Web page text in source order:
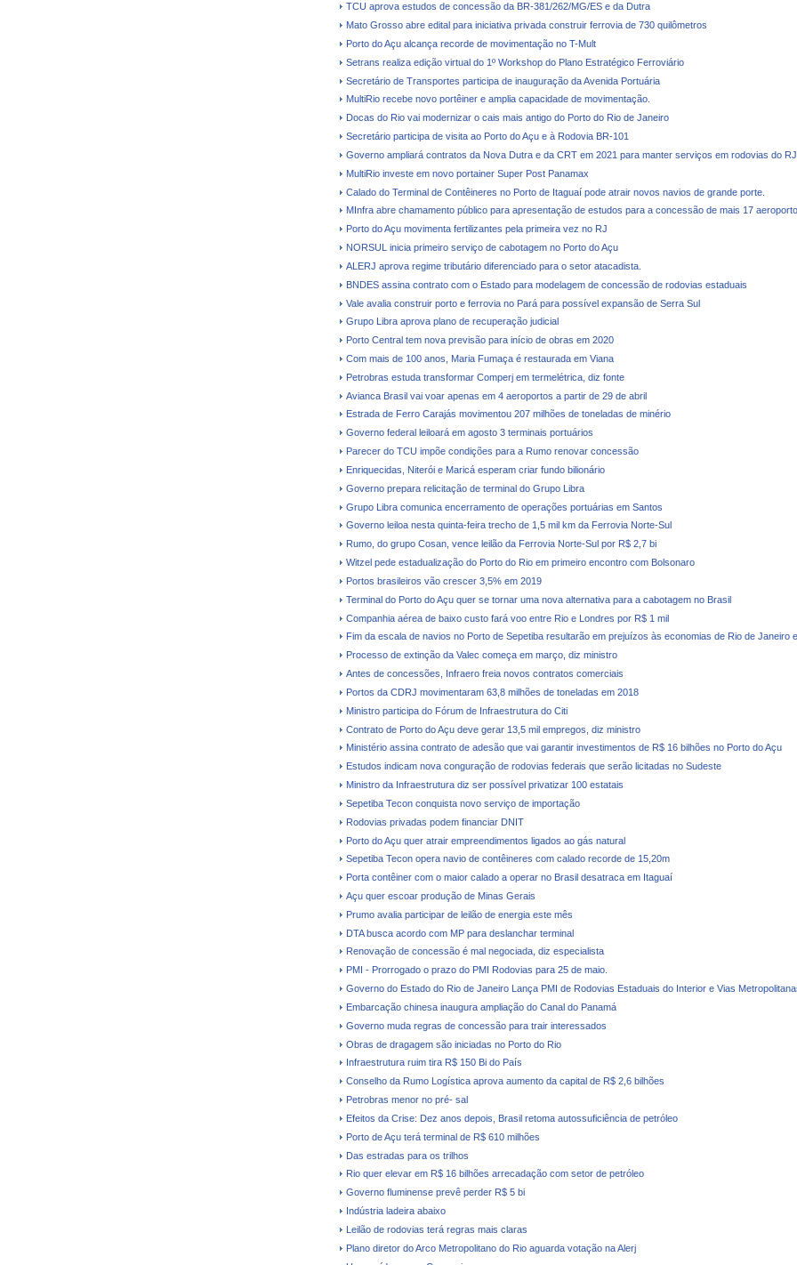
TCU aprova estudos de concessão da BR-381/262/MG/ES e da Dutra
Mato Grosso abre edital para iniciativa privada construir ferrovia de 730 quilômetros
Porto do Açu alcança recorde de movimentação no T-Mult
Setrans realiza edição virtual do 1º Workshop do Plano Estratégico Ferroviário
Secretário de Transportes participa de inauguração da Avenida Portuária
MultiRio recebe novo portêiner e amplia capacidade de movimentação.
Docas do Rio vai modernizar o cais mais antigo do Porto do Rio de Janeiro
Secretário participa de visita ao Porto do Açu e à Rodovia BR-101
Governo ampliará contratos da Nova Dutra e da CRT em 2021 para manter serviços em rodovias do RJ
MultiRio investe em novo portainer Super Post Panamax
Calado do Terminal de Contêineres no Porto de Itaguaí pode atrair novos navios de grande porte.
MInfra abre chamamento público para apresentação de estudos para a concessão de mais 17
Porto do Açu movimenta fertilizantes pela primeira vez no RJ
NORSUL inicia primeiro serviço de cabotagem no Porto do Açu
ALERJ aprova regime tributário diferenciado para o setor atacadista.
BNDES assina contrato com o Estado para modelagem de concessão de rodovias estaduais
Vale avalia construir porto e ferrovia no Pará para possível expansão de Serra Sul
Grupo Libra aprova plano de recuperação judicial
Porto Central tem nova previsão para início de obras em 2020
Com mais de 100 anos, Maria Fumaça é restaurada em Viana
Petrobras estuda transformar Comperj em termelétrica, diz fonte
Avianca Brasil vai voar apenas em 4 aeroportos a partir de 29 de abril
Estrada de Ferro Carajás movimentou 207 milhões de toneladas de minério
Governo federal leiloará em agosto 3 terminais portuários
Parecer do TCU impõe condições para a Rumo renovar concessão
Enriquecidas, Niterói e Maricá esperam criar fundo bilionário
Governo prepara relicitação de terminal do Grupo Libra
Grupo Libra comunica encerramento de operações portuárias em Santos
Governo leiloa nesta quinta-feira trecho de 1,5 mil km da Ferrovia Norte-Sul
Rumo, do grupo Cosan, vence leilão da Ferrovia Norte-Sul por R$ 2,7 bi
Witzel pede estadualização do Porto do Rio em primeiro encontro com Bolsonaro
Portos brasileiros vão crescer 3,5% em 2019
Terminal do Porto do Açu quer se tornar uma nova alternativa para a cabotagem no Brasil
Companhia aérea de baixo custo fará voo entre Rio e Londres por R$ 1 mil
Fim da escala de navios no Porto de Sepetiba resultarão em prejuízos às economias de Rio de Janeiro
Processo de extinção da Valec começa em março, diz ministro
Antes de concessões, Infraero freia novos contratos comerciais
Portos da CDRJ movimentaram 63,8 milhões de toneladas em 2018
Ministro participa do Fórum de Infraestrutura do Citi
Contrato de Porto do Açu deve gerar 13,5 mil empregos, diz ministro
Ministério assina contrato de adesão que vai garantir investimentos de R$ 16 bilhões no Porto do Açu
Estudos indicam nova conguração de rodovias federais que serão licitadas no Sudeste
Ministro da Infraestrutura diz ser possível privatizar 100 estatais
Sepetiba Tecon conquista novo serviço de importação
Rodovias privadas podem financiar DNIT
Porto do Açu quer atrair empreendimentos ligados ao gás natural
Sepetiba Tecon opera navio de contêineres com calado recorde de 15,20m
Porta contêiner com o maior calado a operar no Brasil desatraca em Itaguaí
Açu quer escoar produção de Minas Gerais
Prumo avalia participar de leilão de energia este mês
DTA busca acordo com MP para deslanchar terminal
Renovação de concessão é mal negociada, diz especialista
PMI - Prorrogado o prazo do PMI Rodovias para 25 de maio.
Governo do Estado do Rio de Janeiro Lança PMI de Rodovias Estaduais do Interior e Vias
Embarcação chinesa inaugura ampliação do Canal do Panamá
Governo muda regras de concessão para trair interessados
Obras de dragagem são iniciadas no Porto do Rio
Infraestrutura ruim tira R$ 150 Bi do País
Conselho da Rumo Logística aprova aumento da capital de R$ 2,6 bilhões
Petrobras menor no pré- sal
Efeitos da Crise: Dez anos depois, Brasil retoma autossuficiência de petróleo
Porto de Açu terá terminal de R$ 610 milhões
Das estradas para os trilhos
Rio quer elevar em R$ 16 bilhões arrecadação com setor de petróleo
Governo fluminense prevê perder R$ 5 bi
Indústria ladeira abaixo
Leilão de rodovias terá regras mais claras
Plano diretor do Arco Metropolitano do Rio aguarda votação na Alerj